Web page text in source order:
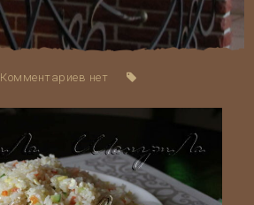
Комментариев нет